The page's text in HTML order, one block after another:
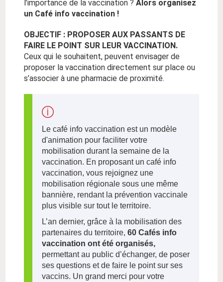
l’importance de la vaccination ? Alors organisez
un Café info vaccination !
OBJECTIF : PROPOSER AUX PASSANTS DE
FAIRE LE POINT SUR LEUR VACCINATION.
Ceux qui le souhaitent, peuvent envisager de
proposer la vaccination directement sur place ou
s’associer à une pharmacie de proximité.
Le café info vaccination est un modèle
d'animation pour faciliter votre
mobilisation durant la semaine de la
vaccination. En proposant un café info
vaccination, vous rejoignez une
mobilisation régionale sous une même
bannière, rendant la prévention vaccinale
plus visible sur tout le territoire.
L’an dernier, grâce à la mobilisation des
partenaires du territoire, 60 Cafés info
vaccination ont été organisés,
permettant au public d’échanger, de poser
ses questions et de faire le point sur ses
vaccins. Un grand merci pour votre